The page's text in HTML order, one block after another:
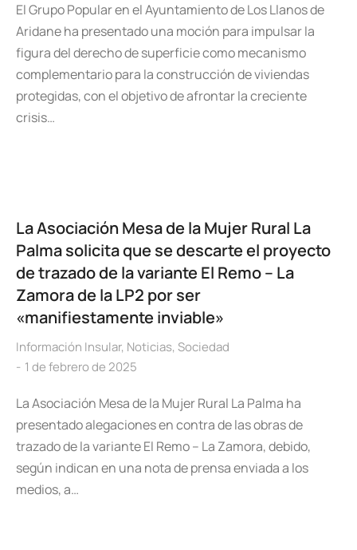
El Grupo Popular en el Ayuntamiento de Los Llanos de
Aridane ha presentado una moción para impulsar la
figura del derecho de superficie como mecanismo
complementario para la construcción de viviendas
protegidas, con el objetivo de afrontar la creciente
crisis…
La Asociación Mesa de la Mujer Rural La
Palma solicita que se descarte el proyecto
de trazado de la variante El Remo – La
Zamora de la LP2 por ser
«manifiestamente inviable»
Información Insular, Noticias, Sociedad
1 de febrero de 2025
La Asociación Mesa de la Mujer Rural La Palma ha
presentado alegaciones en contra de las obras de
trazado de la variante El Remo – La Zamora, debido,
según indican en una nota de prensa enviada a los
medios, a…